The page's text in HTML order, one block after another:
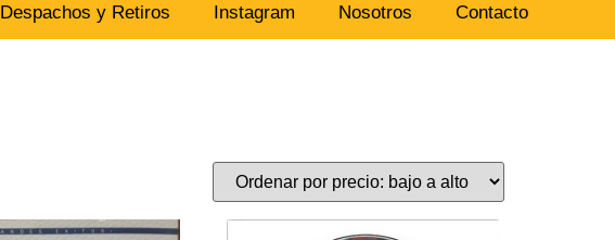
Despachos y Retiros Instagram Nosotros Contacto